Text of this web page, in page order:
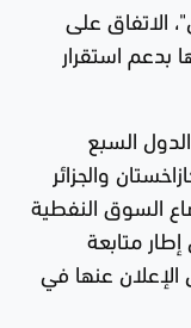
الاتفاق على
بدعم استقرار
السبع
والجزائر
السوق النفطية
متابعة
عنها في